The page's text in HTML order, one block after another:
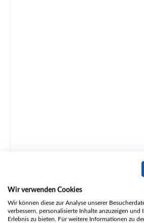
Wir verwenden Cookies
Wir können diese zur Analyse unserer
verbessern, personalisierte Inhalte anzuzeigen und
Erlebnis zu bieten. Für weitere Informationen zu